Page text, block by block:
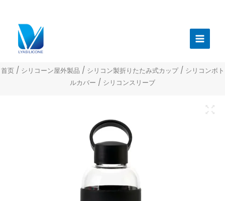
イ
首页/ シリコーン屋外製品 / シリコン製折りたたみ式カップ/ シリコンボト
ルカバー / シリコンスリーブ